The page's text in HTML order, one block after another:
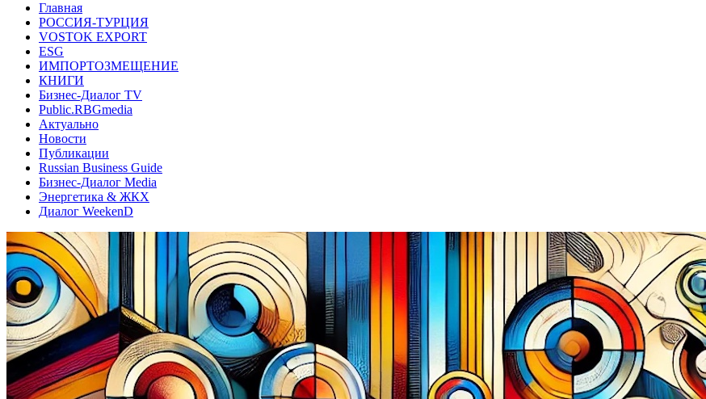
Главная
РОССИЯ-ТУРЦИЯ
VOSTOK EXPORT
ESG
ИМПОРТОЗМЕЩЕНИЕ
КНИГИ
Бизнес-Диалог TV
Public.RBGmedia
Актуально
Новости
Публикации
Russian Business Guide
Бизнес-Диалог Media
Энергетика & ЖКХ
Диалог WeekenD